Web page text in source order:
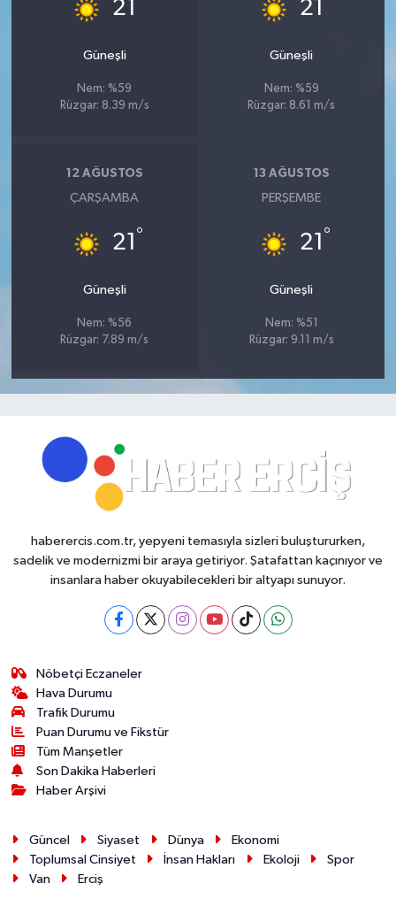
21
Güneşli
Nem: %59
Rüzgar: 8.39 m/s
21
Güneşli
Nem: %59
Rüzgar: 8.61 m/s
12 AĞUSTOS
ÇARŞAMBA
21 °
Güneşli
Nem: %56
Rüzgar: 7.89 m/s
13 AĞUSTOS
PERŞEMBE
21 °
Güneşli
Nem: %51
Rüzgar: 9.11 m/s
haberercis.com.tr, yepyeni temasıyla sizleri buluştururken,
sadelik ve modernizmi bir araya getiriyor. Şatafattan kaçınıyor ve
insanlara haber okuyabilecekleri bir altyapı sunuyor.
Nöbetçi Eczaneler
Hava Durumu
Trafik Durumu
Puan Durumu ve Fikstür
Tüm Manşetler
Son Dakika Haberleri
Haber Arşivi
Güncel Siyaset Dünya
Ekonomi
Toplumsal Cinsiyet
İnsan Hakları Ekoloji
Spor
Van
Erciş